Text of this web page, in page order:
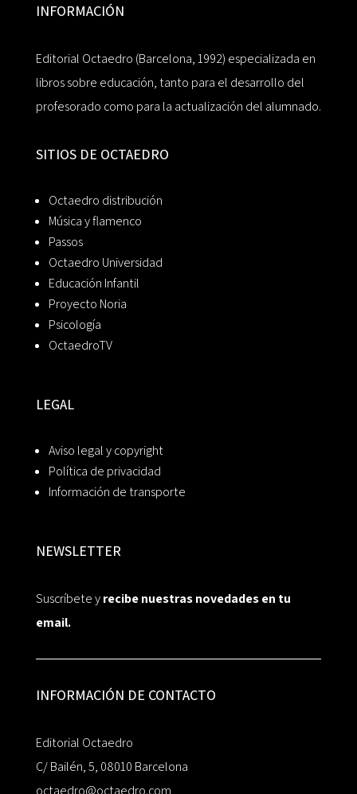
INFORMACIÓN
Editorial Octaedro (Barcelona, 1992) especializada en
libros sobre educación, tanto para el desarrollo del
profesorado como para la actualización del alumnado.
SITIOS DE OCTAEDRO
Octaedro distribución
Música y flamenco
Passos
Octaedro Universidad
Educación Infantil
Proyecto Noria
Psicología
OctaedroTV
LEGAL
Aviso legal y copyright
Política de privacidad
Información de transporte
NEWSLETTER
Suscríbete yrecibe nuestras novedades en tu
email.
INFORMACIÓN DE CONTACTO
Editorial Octaedro
C/ Bailén, 5, 08010 Barcelona
octaedro@octaedro.com